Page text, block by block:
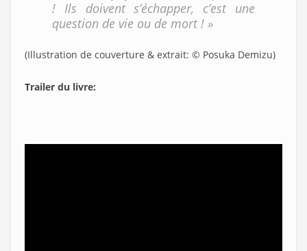
! Ils doivent s’échapper, c’est une
question de vie ou de mort ! »
(Illustration de couverture & extrait: © Posuka Demizu)
Trailer du livre: